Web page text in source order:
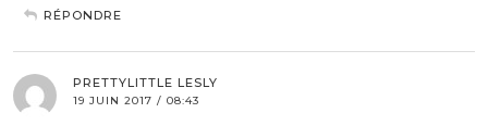
RÉPONDRE
PRETTYLITTLE LESLY
19 JUIN 2017 / 08:43